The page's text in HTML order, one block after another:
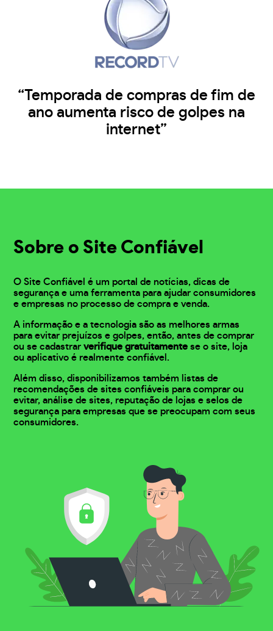
“Temporada de compras de fim de
ano aumenta risco de golpes na
internet”
Sobre o Site Confiável
O Site Confiável é um portal de notícias, dicas de
segurança e uma ferramenta para ajudar consumidores
e empresas no processo de compra e venda.
A informação e a tecnologia são as melhores armas
para evitar prejuízos e golpes, então, antes de comprar
ou se cadastrarverifique gratuitamente se o site, loja
ou aplicativo é realmente confiável.
Além disso, disponibilizamos também listas de
recomendações de sites confiáveis para comprar ou
evitar, análise de sites, reputação de lojas e selos de
segurança para empresas que se preocupam com seus
consumidores.